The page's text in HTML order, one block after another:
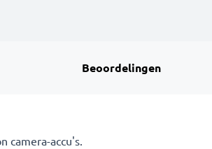
Beoordelingen
camera-accu's.